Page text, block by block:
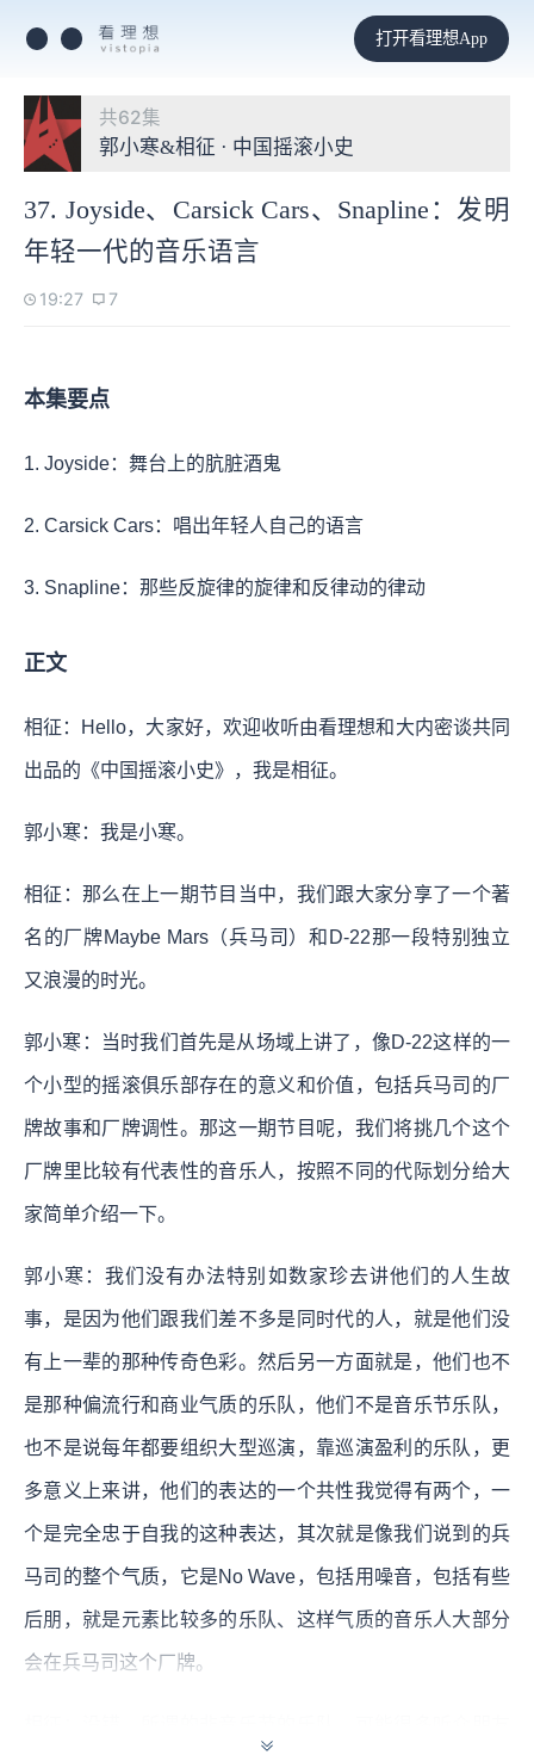
打开看理想App
共62集
郭小寒&相征 · 中国摇滚小史
37. Joyside、Carsick Cars、Snapline：发明
年轻一代的音乐语言
19:27 7
本集要点
1. Joyside：舞台上的肮脏酒鬼
2. Carsick Cars：唱出年轻人自己的语言
3. Snapline：那些反旋律的旋律和反律动的律动
正文
相征：Hello，大家好，欢迎收听由看理想和大内密谈共同
出品的《中国摇滚小史》，我是相征。
郭小寒：我是小寒。
相征：那么在上一期节目当中，我们跟大家分享了一个著
名的厂牌Maybe Mars（兵马司）和D-22那一段特别独立
又浪漫的时光。
郭小寒：当时我们首先是从场域上讲了，像D-22这样的一
个小型的摇滚俱乐部存在的意义和价值，包括兵马司的厂
牌故事和厂牌调性。那这一期节目呢，我们将挑几个这个
厂牌里比较有代表性的音乐人，按照不同的代际划分给大
家简单介绍一下。
郭小寒：我们没有办法特别如数家珍去讲他们的人生故
事，是因为他们跟我们差不多是同时代的人，就是他们没
有上一辈的那种传奇色彩。然后另一方面就是，他们也不
是那种偏流行和商业气质的乐队，他们不是音乐节乐队，
也不是说每年都要组织大型巡演，靠巡演盈利的乐队，更
多意义上来讲，他们的表达的一个共性我觉得有两个，一
个是完全忠于自我的这种表达，其次就是像我们说到的兵
马司的整个气质，它是No Wave，包括用噪音，包括有些
后朋，就是元素比较多的乐队、这样气质的音乐人大部分
会在兵马司这个厂牌。